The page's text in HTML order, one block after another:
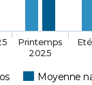
Moyenne
Printemps
2025